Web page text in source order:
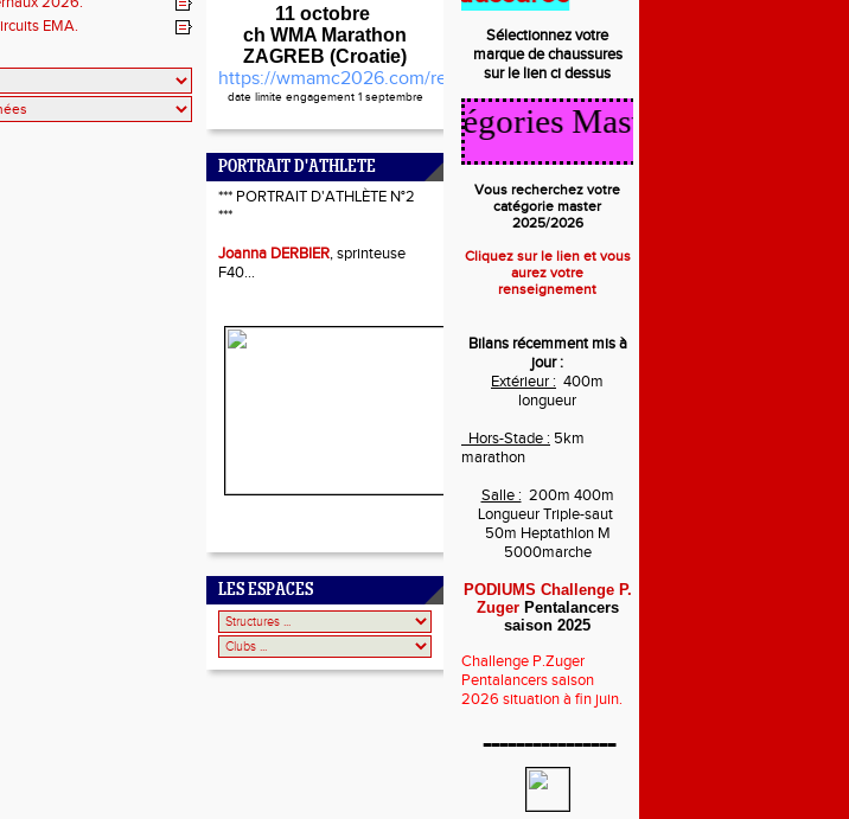
EMA.
11 octobre
ch WMA Marathon
ZAGREB (Croatie)
https://wmamc2026.com/register.html
date limite engagement 1 septembre
PORTRAIT D'ATHLETE
*** PORTRAIT D'ATHLÈTE N°2
***
Joanna DERBIER, sprinteuse
F40...
LES ESPACES
Sélectionnez votre
marque de chaussures
sur le lien ci dessus
Calcul Catégories Masters 2025/2026
Vous recherchez votre
catégorie master
2025/2026
Cliquez sur le lien et vous
aurez votre
renseignement
Bilans récemment mis à
jour :
Extérieur : 400m
longueur
Hors-Stade : 5km
marathon
Salle : 200m 400m
Longueur Triple-saut
50m Heptathlon M
5000marche
PODIUMS Challenge P.
ZugerPentalancers
saison 2025
Challenge P.Zuger
Pentalancers saison
2026 situation à fin juin.
----------------